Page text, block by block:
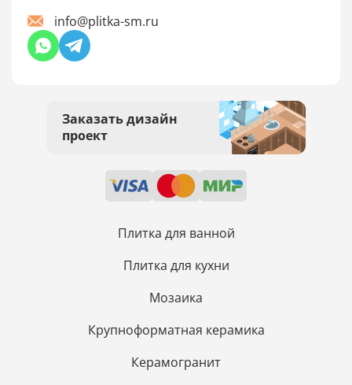
Плитка для ванной
Плитка для кухни
Мозаика
Крупноформатная керамика
Керамогранит
Заказать дизайн
проект
info@plitka-sm.ru